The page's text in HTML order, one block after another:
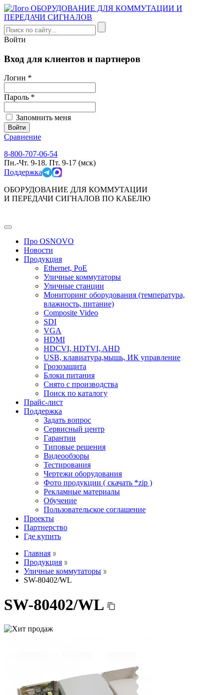
Войти
Вход для клиентов и партнеров
Логин *
Пароль *
Запомнить меня
Сравнение
8-800-707-06-54
Пн.-Чт. 9-18. Пт. 9-17 (мск)
Поддержка
ОБОРУДОВАНИЕ ДЛЯ КОММУТАЦИИ
И ПЕРЕДАЧИ СИГНАЛОВ ПО КАБЕЛЮ
Про OSNOVO
Новости
Продукция
Ethernet, PoE
Уличные коммутаторы
Уличные станции
Мониторинг оборудования (температура,
влажность, питание)
Composite Video
SDI
VGA
HDMI
HDCVI, HDTVI, AHD
USB, клавиатура,мышь, ИК управление
Грозозащита
Блоки питания
Снято с производства
Поиск по каталогу
Прайс-лист
Поддержка
Задать вопрос
Сервисный центр
Гарантии
Типовые решения
Видеообзоры
Тестирования
Чертежи оборудования
Фото продукции ( скачать *zip )
Рекламные материалы
Обучение
Пользовательское соглашение
Проекты
Партнерство
Где купить
Главная
Продукция
Уличные коммутаторы
SW-80402/WL
SW-80402/WL